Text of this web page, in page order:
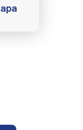
strana